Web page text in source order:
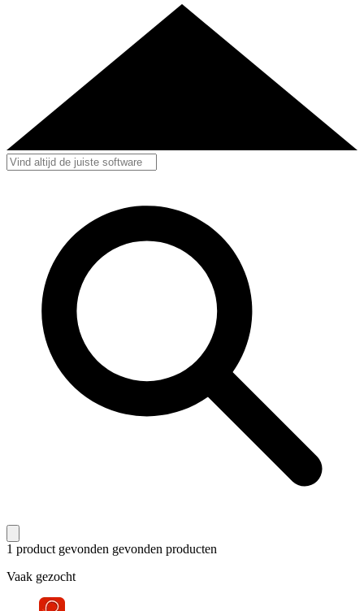
1 product gevonden gevonden producten
Vaak gezocht